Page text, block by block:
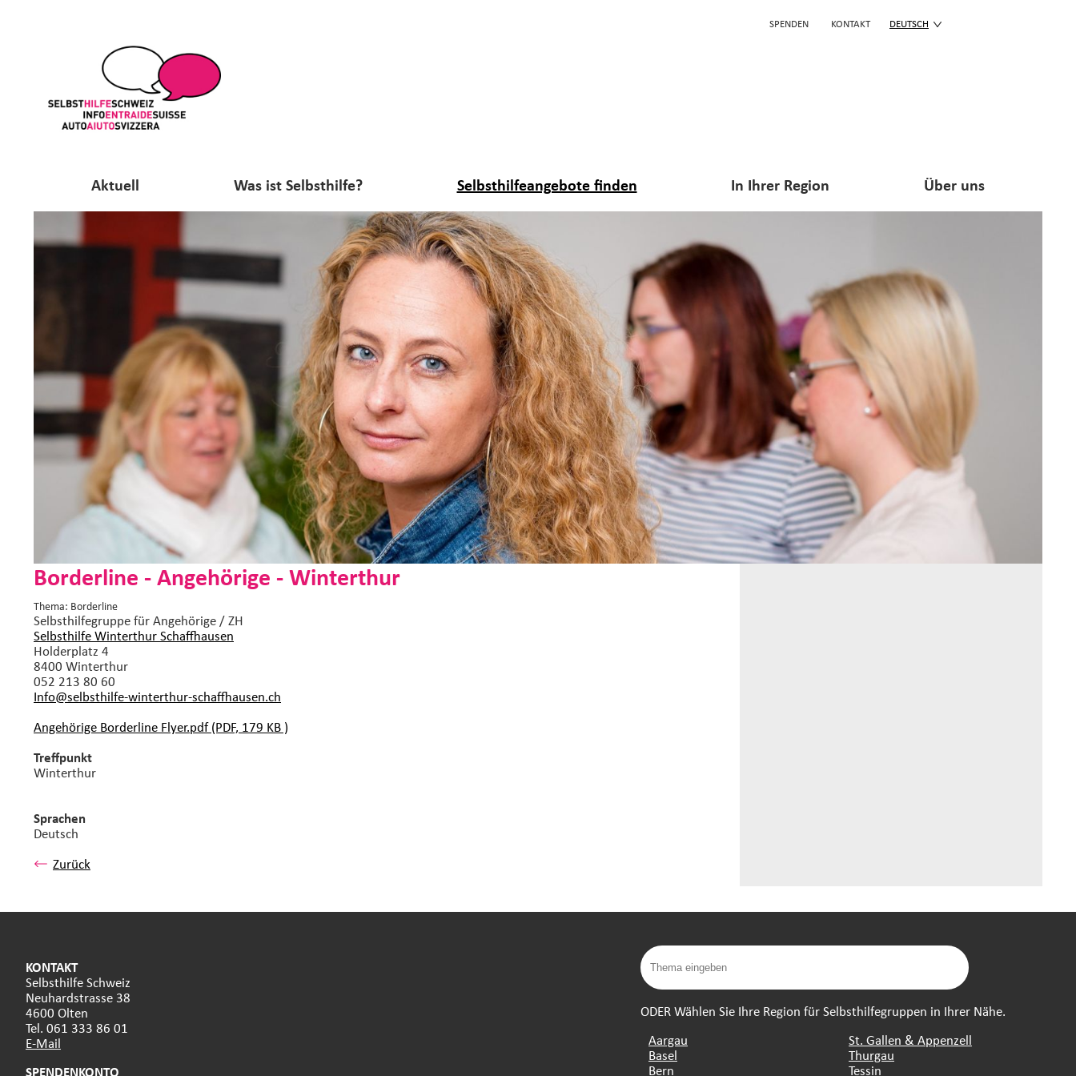
SPENDEN KONTAKT DEUTSCH
Aktuell Was ist Selbsthilfe? Selbsthilfeangebote finden In Ihrer Region Über uns
Borderline - Angehörige - Winterthur
Thema: Borderline
Selbsthilfegruppefür Angehörige / ZH
Selbsthilfe Winterthur Schaffhausen
Holderplatz 4
8400 Winterthur
052 213 80 60
Info@selbsthilfe-winterthur-schaffhausen.ch
Angehörige Borderline Flyer.pdf (PDF, 179 KB )
Treffpunkt
Winterthur
Sprachen
Deutsch
Zurück
KONTAKT
Selbsthilfe Schweiz
Neuhardstrasse 38
4600 Olten
Tel. 061 333 86 01
E-Mail
SPENDENKONTO
ODER Wählen Sie Ihre Region für Selbsthilfegruppen in Ihrer Nähe.
Aargau
Basel
Bern
St. Gallen & Appenzell
Thurgau
Tessin